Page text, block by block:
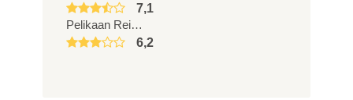
7,1
Pelikaan Reizen
6,2